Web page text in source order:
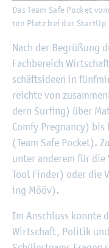
Das Team Safe Po­cket
ten Platz bei der Start­Up
Nach der Be­grü­ßung
Fach­be­reich
schäfts­ide­en in
reich­te von
dern Sur­fing) über
Comfy Pregnan­cy)
(Team Safe Po­cket).
unter an­de­rem für die
Tool Fin­der) oder die
ing Mööv).
Im An­schluss konn­te
Wirt­schaft, Po­li­tik